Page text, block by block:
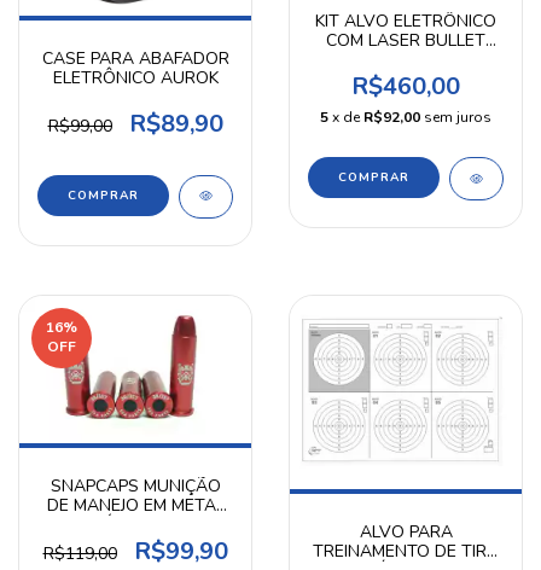
CASE PARA ABAFADOR
ELETRÔNICO AUROK
R$99,00 R$89,90
KIT ALVO ELETRÔNICO
COM LASER BULLET
R$460,00
5x deR$92,00 sem juros
16%
OFF
SNAPCAPS MUNIÇÃO
DE MANEJO EM METAL
38/357 - SEA PARTS
R$119,00 R$99,90
ALVO PARA
TREINAMENTO DE TIRO